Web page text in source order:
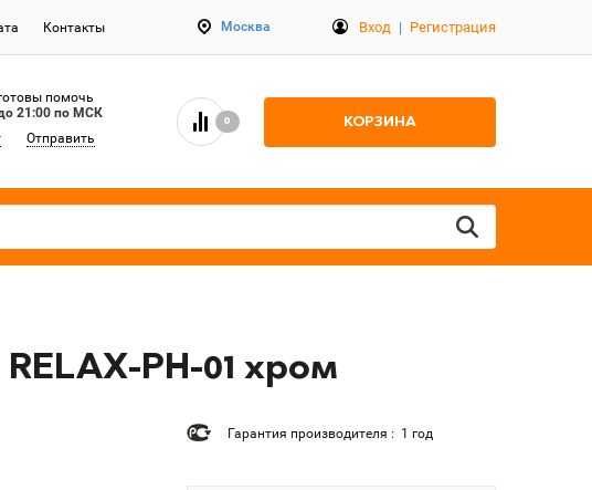
Контакты Москва Вход | Регистрация
помочь
21:00 по МСК
Отправить
0 КОРЗИНА
PH-01 хром
Гарантия производителя : 1 год